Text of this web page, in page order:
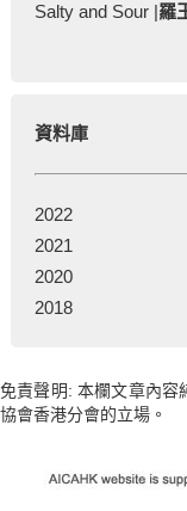
Salty and Sour |羅
資料庫
2022
2021
2020
2018
免責聲明: 本欄文章內容
協會香港分會的立場。